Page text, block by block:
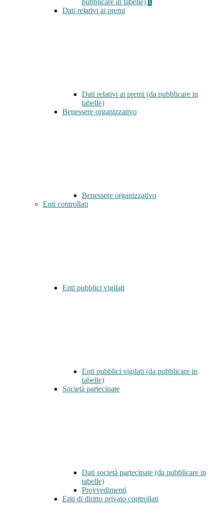
pubblicare in tabelle)
Dati relativi ai premi
Dati relativi ai premi (da pubblicare in
tabelle)
Benessere organizzativo
Benessere organizzativo
Enti controllati
Enti pubblici vigilati
Enti pubblici vigilati (da pubblicare in
tabelle)
Società partecipate
Dati società partecipate (da pubblicare in
tabelle)
Provvedimenti
Enti di diritto privato controllati